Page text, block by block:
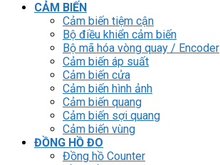
CẢM BIẾN
Cảm biến tiệm cận
Bộ điều khiển cảm biến
Bộ mã hóa vòng quay / Encoder
Cảm biến áp suất
Cảm biến cửa
Cảm biến hình ảnh
Cảm biến quang
Cảm biến sợi quang
Cảm biến vùng
ĐỒNG HỒ ĐO
Đồng hồ Counter